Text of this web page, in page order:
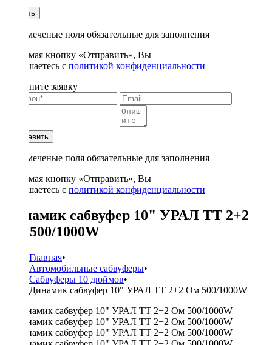
Купить
* - отмеченые поля обязательные для заполнения
Нажимая кнопку «Отправить», Вы
соглашаетесь с политикой конфиденциальности
Заполните заявку
Отправить
* - отмеченые поля обязательные для заполнения
Нажимая кнопку «Отправить», Вы
соглашаетесь с политикой конфиденциальности
Динамик сабвуфер 10" УРАЛ ТТ 2+2
Ом 500/1000W
Главная•
Автомобильные сабвуферы•
Сабвуферы 10 дюймов•
Динамик сабвуфер 10" УРАЛ ТТ 2+2 Ом 500/1000W